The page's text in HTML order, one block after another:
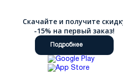
Скачайте и получите
-15% на первый заказ!
Подробнее